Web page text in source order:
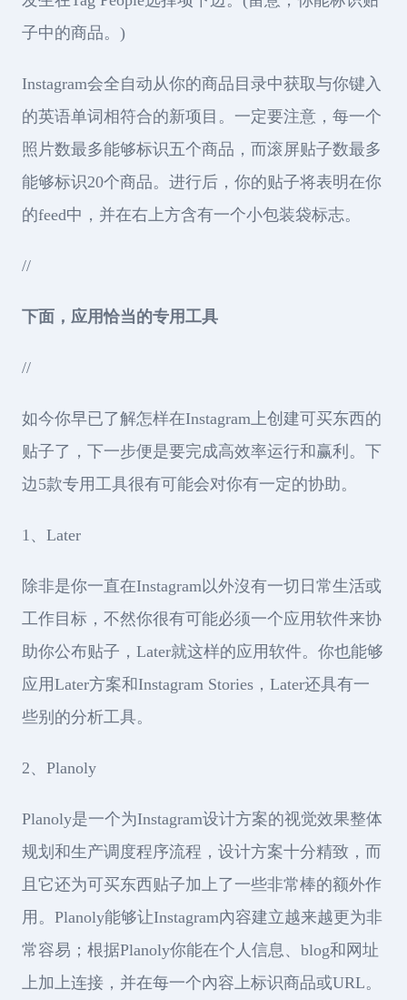
子中的商品。)
Instagram会全自动从你的商品目录中获取与你键入
的英语单词相符合的新项目。一定要注意，每一个
照片数最多能够标识五个商品，而滚屏贴子数最多
能够标识20个商品。进行后，你的贴子将表明在你
的feed中，并在右上方含有一个小包装袋标志。
//
下面，应用恰当的专用工具
//
如今你早已了解怎样在Instagram上创建可买东西的
贴子了，下一步便是要完成高效率运行和赢利。下
边5款专用工具很有可能会对你有一定的协助。
1、Later
除非是你一直在Instagram以外沒有一切日常生活或
工作目标，不然你很有可能必须一个应用软件来协
助你公布贴子，Later就这样的应用软件。你也能够
应用Later方案和Instagram Stories，Later还具有一
些别的分析工具。
2、Planoly
Planoly是一个为Instagram设计方案的视觉效果整体
规划和生产调度程序流程，设计方案十分精致，而
且它还为可买东西贴子加上了一些非常棒的额外作
用。Planoly能够让Instagram內容建立越来越更为非
常容易；根据Planoly你能在个人信息、blog和网址
上加上连接，并在每一个內容上标识商品或URL。